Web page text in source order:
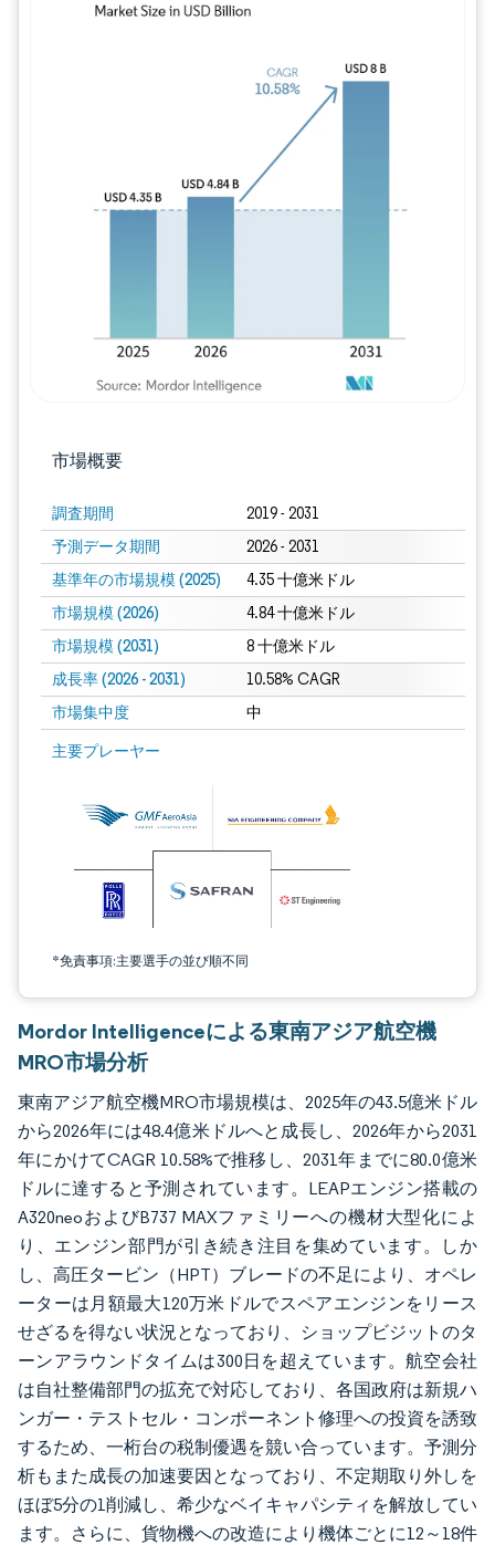
市場概要
調査期間 2019 - 2031
予測データ期間 2026 - 2031
基準年の市場規模 (2025) 4.35 十億米ドル
市場規模 (2026) 4.84 十億米ドル
市場規模 (2031) 8 十億米ドル
成長率 (2026 - 2031) 10.58% CAGR
市場集中度 中
主要プレーヤー
*免責事項:主要選手の並び順不同
画像 © Mordor Intelligence。再利用にはCC BY 4.0の表示が必要です。
画像 © Mordor Intelligence。再利用には
Mordor Intelligenceによる東南アジア航空機
MRO市場分析
東南アジア航空機MRO市場規模は、2025年の43.5億米ドル
から2026年には48.4億米ドルへと成長し、2026年から2031
年にかけてCAGR 10.58%で推移し、2031年までに80.0億米
ドルに達すると予測されています。LEAPエンジン搭載の
A320neoおよびB737 MAXファミリーへの機材大型化によ
り、エンジン部門が引き続き注目を集めています。しか
し、高圧タービン（HPT）ブレードの不足により、オペレ
ーターは月額最大120万米ドルでスペアエンジンをリース
せざるを得ない状況となっており、ショップビジットのタ
ーンアラウンドタイムは300日を超えています。航空会社
は自社整備部門の拡充で対応しており、各国政府は新規ハ
ンガー・テストセル・コンポーネント修理への投資を誘致
するため、一桁台の税制優遇を競い合っています。予測分
析もまた成長の加速要因となっており、不定期取り外しを
ほぼ5分の1削減し、希少なベイキャパシティを解放してい
ます。さらに、貨物機への改造により機体ごとに12～18件